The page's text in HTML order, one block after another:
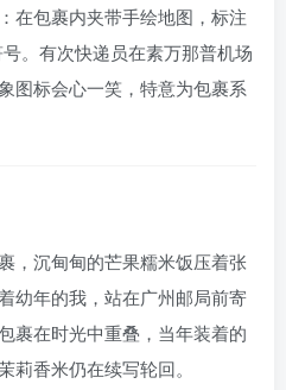
在包裹内夹带手绘地图，标注
号。有次快递员在素万那普机场
图标会心一笑，特意为包裹系
，沉甸甸的芒果糯米饭压着张
年的我，站在广州邮局前寄
裹在时光中重叠，当年装着的
莉香米仍在续写轮回。